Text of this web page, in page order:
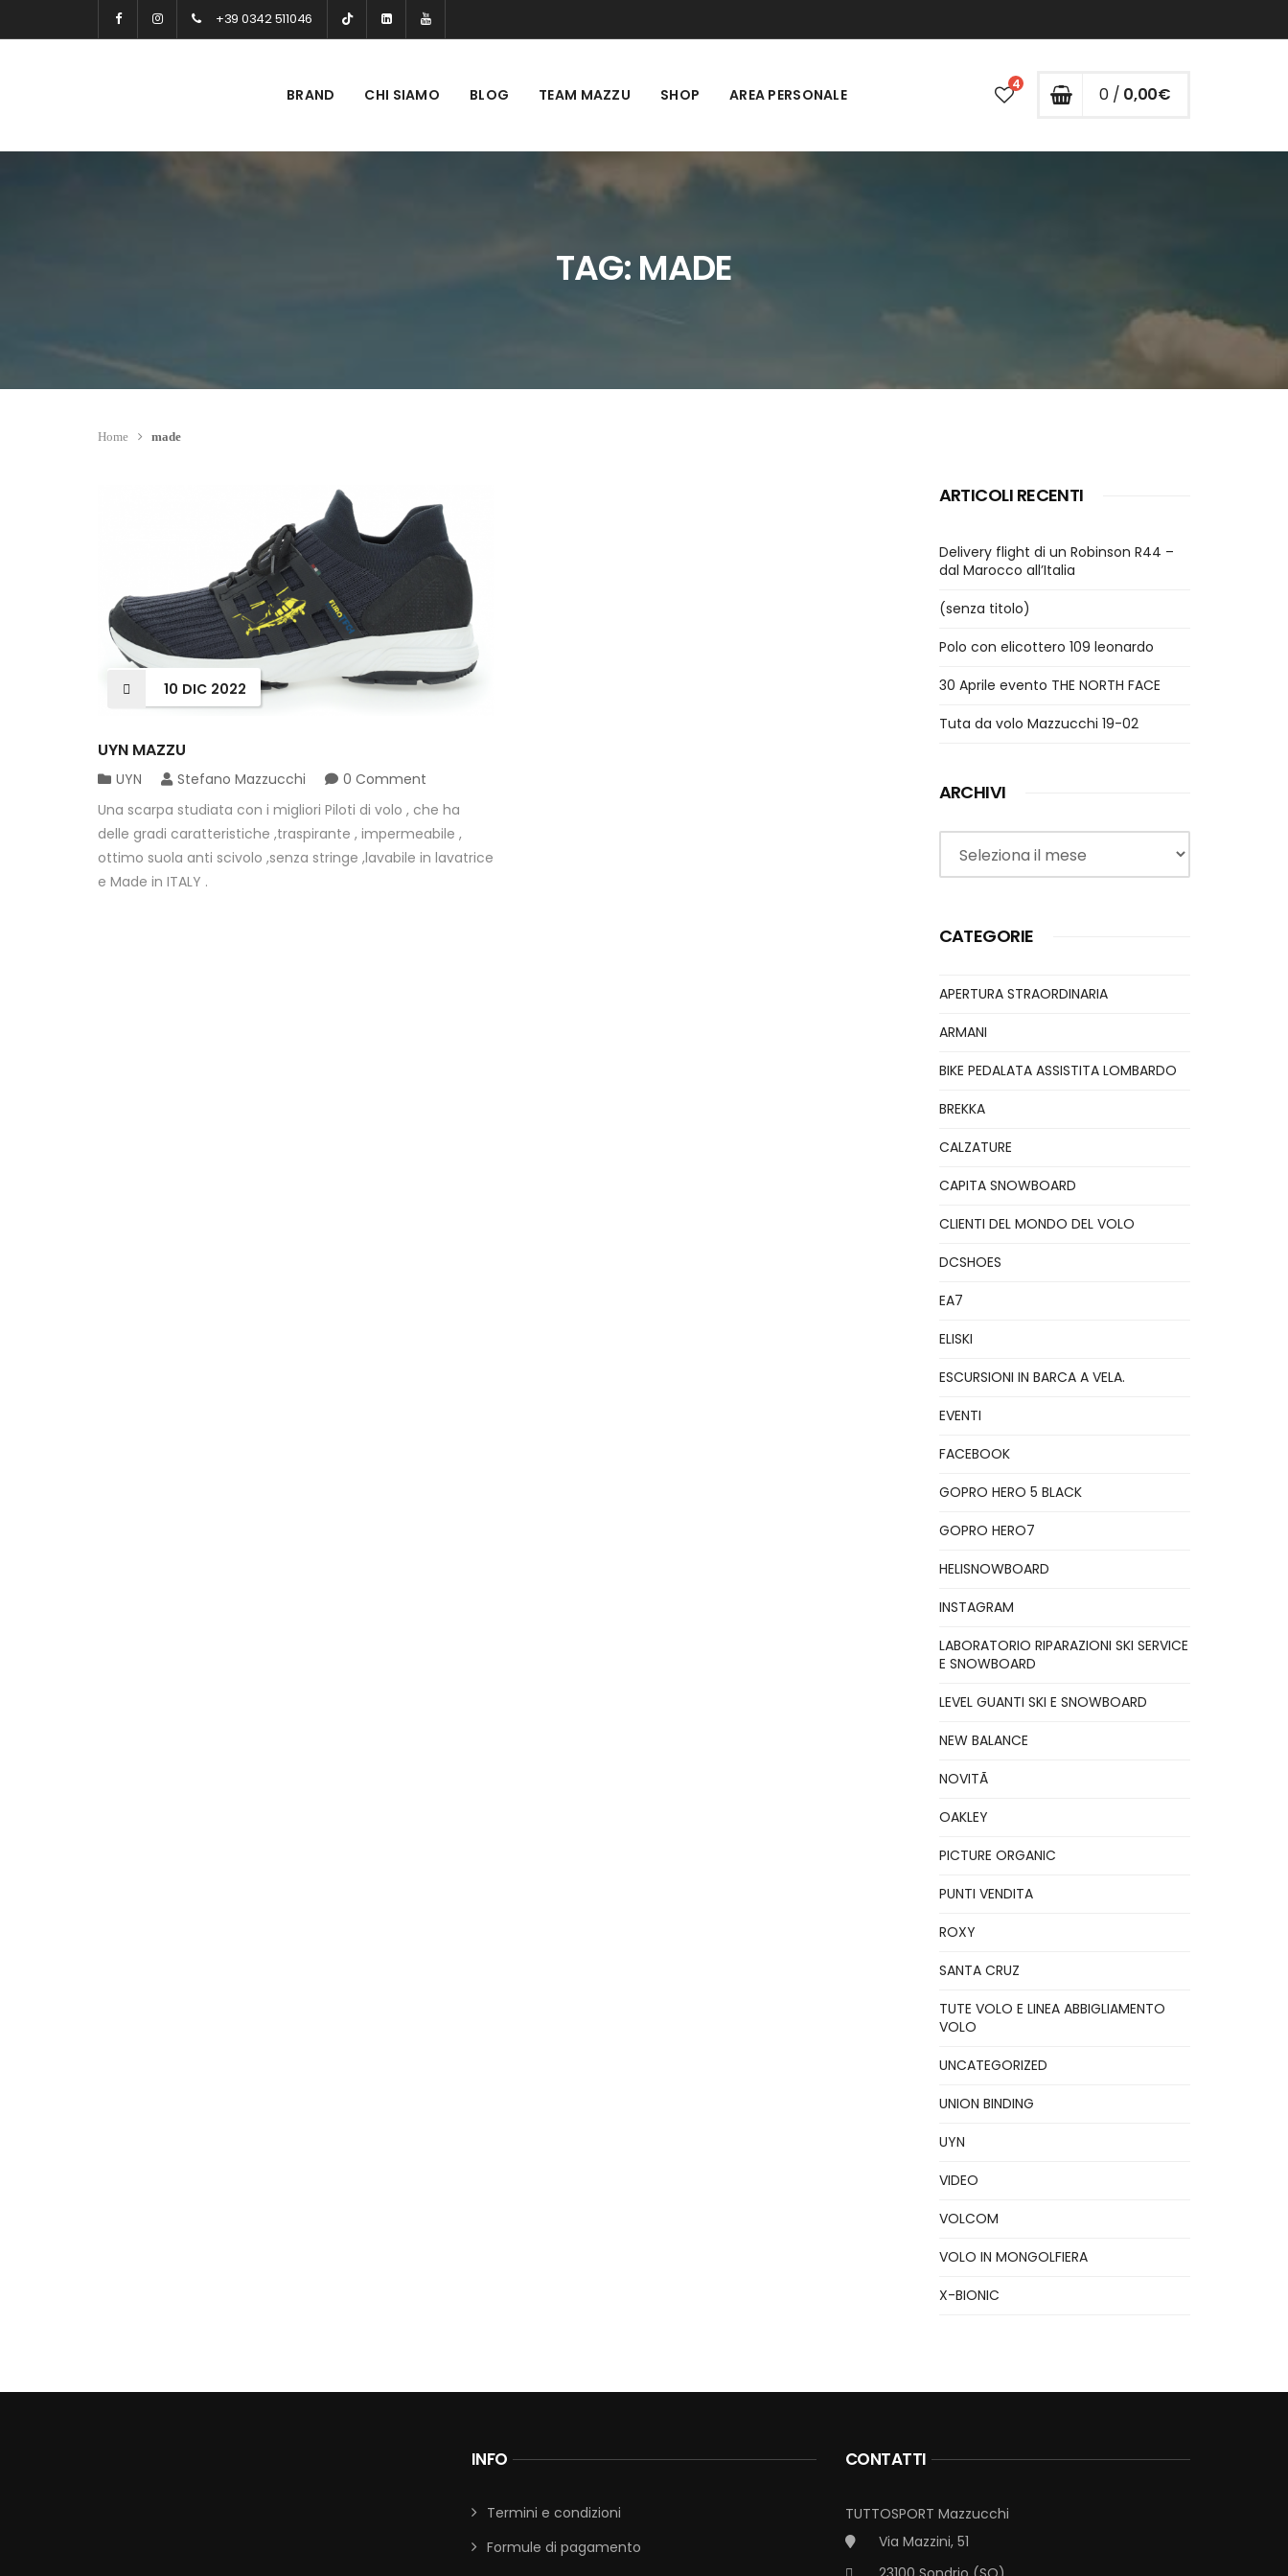
+39 0342 511046
BRAND CHI SIAMO BLOG TEAM MAZZU SHOP AREA PERSONALE
4 0 / 0,00€
TAG:MADE
Home made
10 DIC 2022
UYN MAZZU
UYN Stefano Mazzucchi
0 Comment
Una scarpa studiata con i migliori Piloti di volo , che ha
delle gradi caratteristiche ,traspirante , impermeabile ,
ottimo suola anti scivolo ,senza stringe ,lavabile in lavatrice
e Made in ITALY .
ARTICOLI RECENTI
Delivery flight di un Robinson R44 –
dal Marocco all’Italia
(senza titolo)
Polo con elicottero 109 leonardo
30 Aprile evento THE NORTH FACE
Tuta da volo Mazzucchi 19-02
ARCHIVI
Archivi
CATEGORIE
APERTURA STRAORDINARIA
ARMANI
BIKE PEDALATA ASSISTITA LOMBARDO
BREKKA
CALZATURE
CAPITA SNOWBOARD
CLIENTI DEL MONDO DEL VOLO
DCSHOES
EA7
ELISKI
ESCURSIONI IN BARCA A VELA.
EVENTI
FACEBOOK
GOPRO HERO 5 BLACK
GOPRO HERO7
HELISNOWBOARD
INSTAGRAM
LABORATORIO RIPARAZIONI SKI SERVICE
E SNOWBOARD
LEVEL GUANTI SKI E SNOWBOARD
NEW BALANCE
NOVITÃ
OAKLEY
PICTURE ORGANIC
PUNTI VENDITA
ROXY
SANTA CRUZ
TUTE VOLO E LINEA ABBIGLIAMENTO
VOLO
UNCATEGORIZED
UNION BINDING
UYN
VIDEO
VOLCOM
VOLO IN MONGOLFIERA
X-BIONIC
INFO
Termini e condizioni
Formule di pagamento
CONTATTI
TUTTOSPORT Mazzucchi
Via Mazzini, 51